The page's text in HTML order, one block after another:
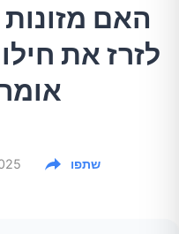
האם מזונות
לזרז את
שתפו